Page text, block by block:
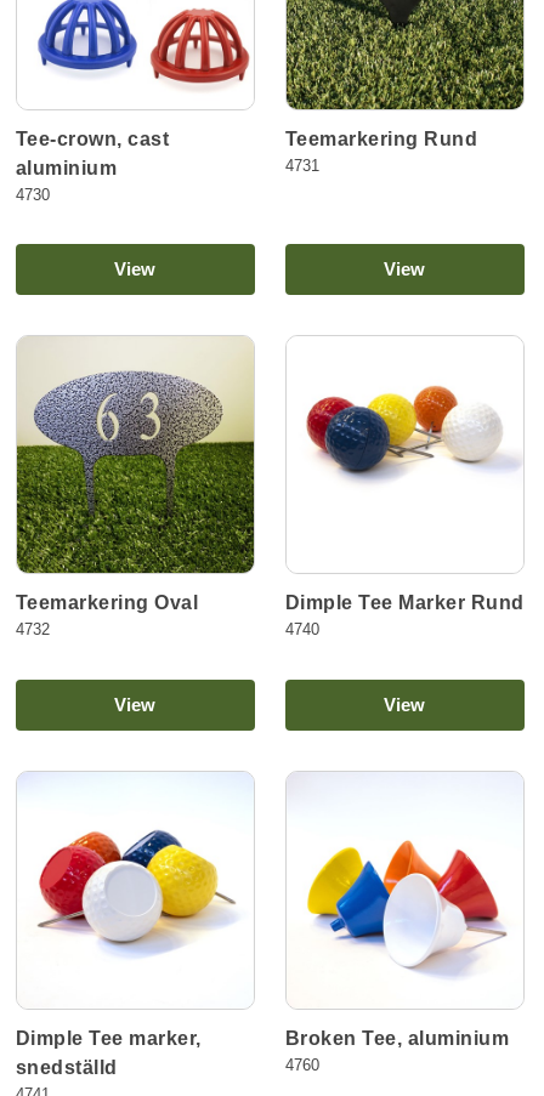
Tee-crown, cast
aluminium
4730
View
Teemarkering Rund
4731
View
Teemarkering Oval
4732
View
Dimple Tee Marker Rund
4740
View
Dimple Tee marker,
snedställd
Broken Tee, aluminium
4760